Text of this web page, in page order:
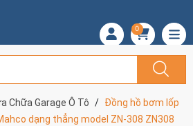
0
Chữa Garage Ô Tô
Đồng hồ bơm lốp
dạng thẳng model ZN-308 ZN308